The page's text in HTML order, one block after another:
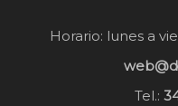
Horario: lunes a
Tel.: